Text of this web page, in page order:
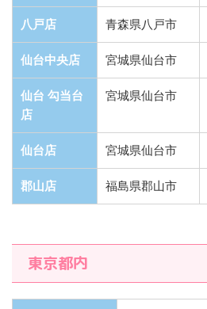
八戸店 青森県八戸市
仙台中央店 宮城県仙台市
仙台 勾当台
店
宮城県仙台市
仙台店 宮城県仙台市
郡山店 福島県郡山市
東京都内